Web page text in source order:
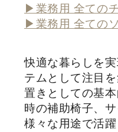
▶業務用 全ての
▶業務用 全ての
快適な暮らしを
テムとして注目
置きとしての基
時の補助椅子、
様々な用途で活